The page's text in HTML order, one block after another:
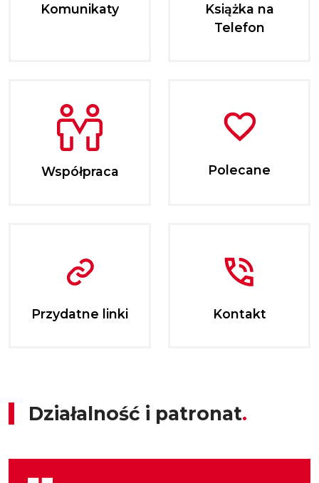
Komunikaty
Książka na
Telefon
Współpraca Polecane
Przydatne linki Kontakt
Działalność i patronat